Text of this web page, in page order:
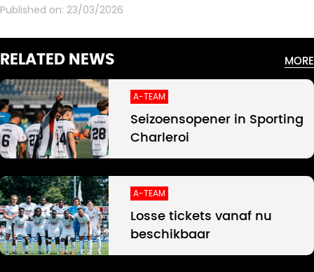
Published on: 23/03/2026
RELATED NEWS MORE
A-TEAM
Seizoensopener in Sporting
Charleroi
A-TEAM
Losse tickets vanaf nu
beschikbaar